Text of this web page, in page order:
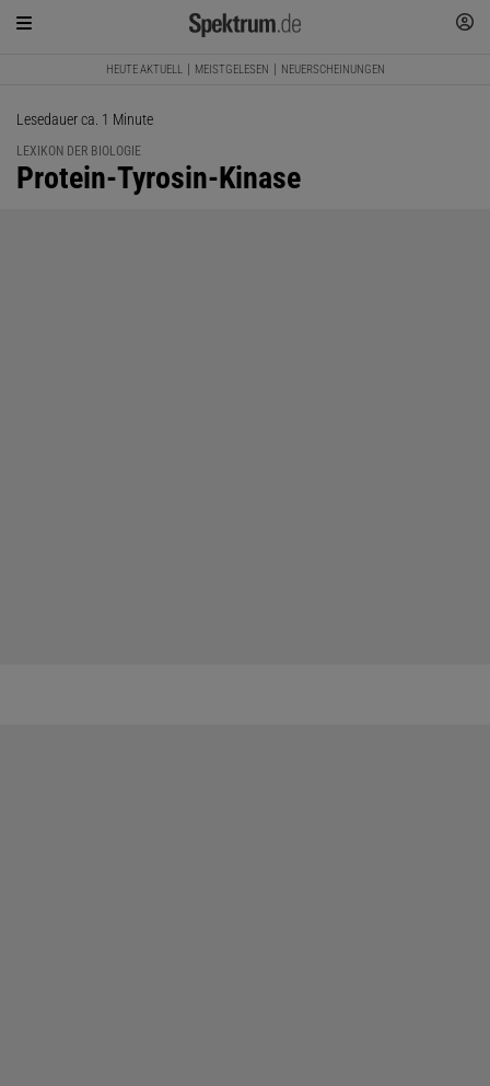
HEUTE AKTUELL MEISTGELESEN NEUERSCHEINUNGEN
Lesedauer ca. 1 Minute
LEXIKON DER BIOLOGIE
:
Protein-Tyrosin-Kinase